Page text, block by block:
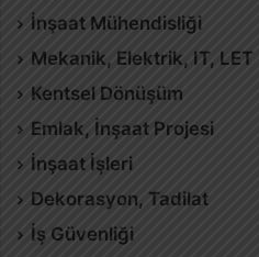
İnşaat Mühendisliği
Mekanik, Elektrik, IT, LET
Kentsel Dönüşüm
Emlak, İnşaat Projesi
İnşaat İşleri
Dekorasyon, Tadilat
İş Güvenliği